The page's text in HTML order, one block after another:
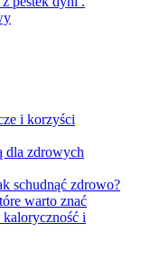
i korzyści
dla zdrowych
schudnąć zdrowo?
warto znać
i